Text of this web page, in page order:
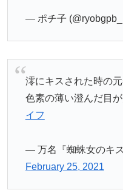
— ポチ子
澪にキスされた時の
色素の薄い澄んだ目
イフ
— 万名『蜘蛛女のキ
February 25, 2021